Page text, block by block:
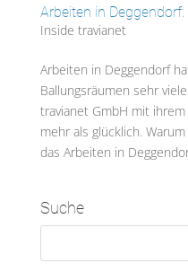
Arbeiten in
Inside travianet
Arbeiten in Deggendorf
Ballungsräumen sehr
travianet GmbH mit
mehr als glücklich.
das Arbeiten in
Suche